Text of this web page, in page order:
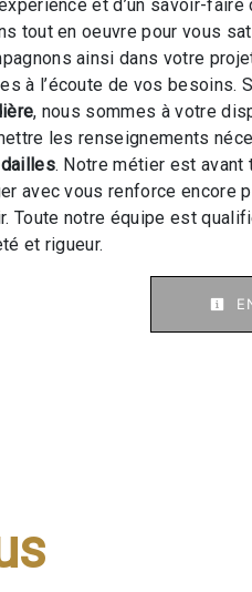
et d’un savoir-faire
tout en oeuvre pour vous
ainsi dans votre
à l’écoute de vos besoins.
, nous sommes à votre
les renseignements
. Notre métier est
avec vous renforce encore
Toute notre équipe est
et rigueur.